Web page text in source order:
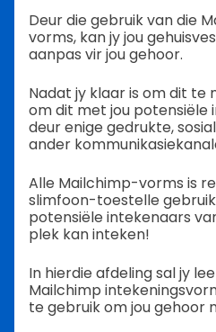
Deur die gebruik van die
vorms, kan jy jou
aanpas vir jou gehoor.
Nadat jy klaar is om dit te
om dit met jou potensiële
deur enige gedrukte,
ander
Alle Mailchimp-vorms is
slimfoon-toestelle
potensiële intekenaars
plek kan inteken!
In hierdie afdeling sal jy
Mailchimp
te gebruik om jou gehoor